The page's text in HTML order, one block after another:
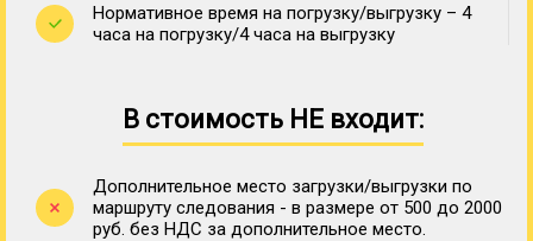
Нормативное время на погрузку/выгрузку – 4
часа на погрузку/4 часа на выгрузку
В стоимость НЕ входит:
Дополнительное место загрузки/выгрузки по
маршруту следования - в размере от 500 до 2000
руб. без НДС за дополнительное место.